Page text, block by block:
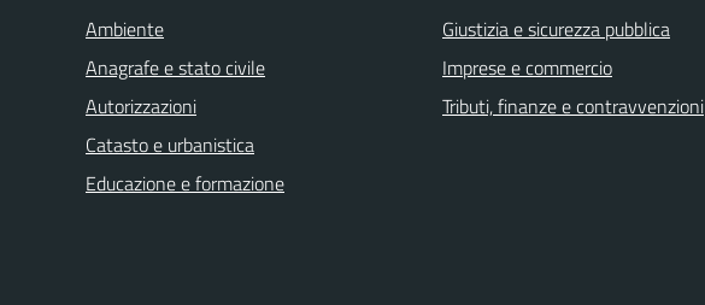
Ambiente
Anagrafe e stato civile
Autorizzazioni
Catasto e urbanistica
Educazione e formazione
Giustizia e sicurezza pubblica
Imprese e commercio
Tributi, finanze e contravvenzioni